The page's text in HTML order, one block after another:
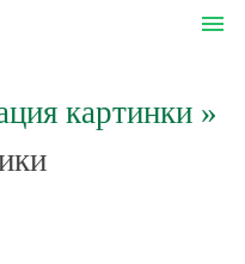
menu
картинки»